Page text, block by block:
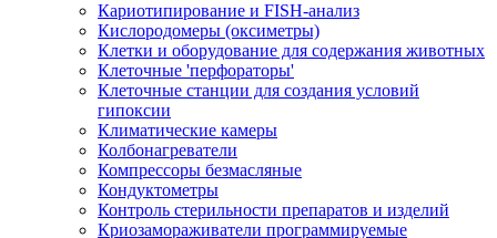
Кариотипирование и FISH-анализ
Кислородомеры (оксиметры)
Клетки и оборудование для содержания животных
Клеточные 'перфораторы'
Клеточные станции для создания условий
гипоксии
Климатические камеры
Колбонагреватели
Компрессоры безмасляные
Кондуктометры
Контроль стерильности препаратов и изделий
Криозамораживатели программируемые